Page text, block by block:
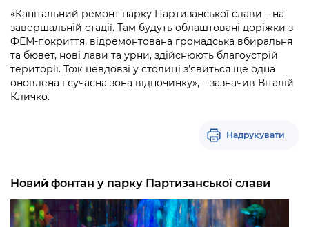
«Капітальний ремонт парку Партизанської слави – на
завершальній стадії. Там будуть облаштовані доріжки з
ФЕМ-покриття, відремонтована громадська вбиральня
та бювет, нові лави та урни, здійснюють благоустрій
території. Тож невдовзі у столиці з’явиться ще одна
оновлена і сучасна зона відпочинку», – зазначив Віталій
Кличко.
Надрукувати
Новий фонтан у парку Партизанської слави